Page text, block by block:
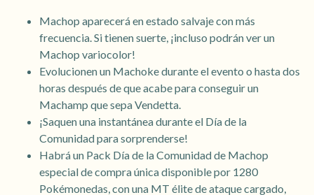
Machop aparecerá en estado salvaje con más
frecuencia. Si tienen suerte, ¡incluso podrán ver un
Machop variocolor!
Evolucionen un Machoke durante el evento o hasta dos
horas después de que acabe para conseguir un
Machamp que sepa Vendetta.
¡Saquen una instantánea durante el Día de la
Comunidad para sorprenderse!
Habrá un Pack Día de la Comunidad de Machop
especial de compra única disponible por 1280
Pokémonedas, con una MT élite de ataque cargado,